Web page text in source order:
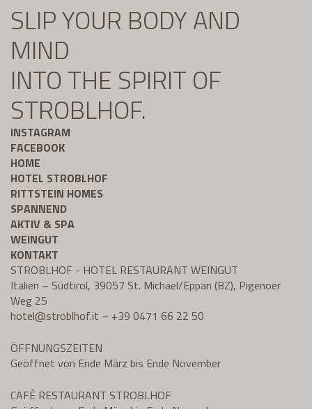
SLIP YOUR BODY AND
MIND
INTO THE SPIRIT OF
STROBLHOF.
INSTAGRAM
FACEBOOK
HOME
HOTEL STROBLHOF
RITTSTEIN HOMES
SPANNEND
AKTIV & SPA
WEINGUT
KONTAKT
STROBLHOF - HOTEL RESTAURANT WEINGUT
Italien – Südtirol, 39057 St. Michael/Eppan (BZ), Pigenoer
Weg 25
hotel@stroblhof.it – +39 0471 66 22 50
ÖFFNUNGSZEITEN
Geöffnet von Ende März bis Ende November
CAFÈ RESTAURANT STROBLHOF